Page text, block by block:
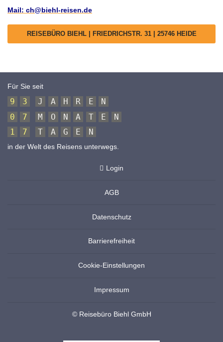
Mail: ch@biehl-reisen.de
REISEBÜRO BIEHL | FRIEDRICHSTR. 31 | 25746 HEIDE
Für Sie seit
9 3 J A H R E
N
0
7 M O N A T E
N
1
7 T A G E N
in der Welt des Reisens unterwegs.
Login
AGB
Datenschutz
Barrierefreiheit
Cookie-Einstellungen
Impressum
© Reisebüro Biehl GmbH